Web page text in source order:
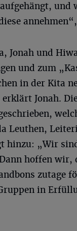
Jonah und
und zum
in der Kita
Jonah.
Leuthen,
hinzu: „Wir
hoffen wir,
zutage
in